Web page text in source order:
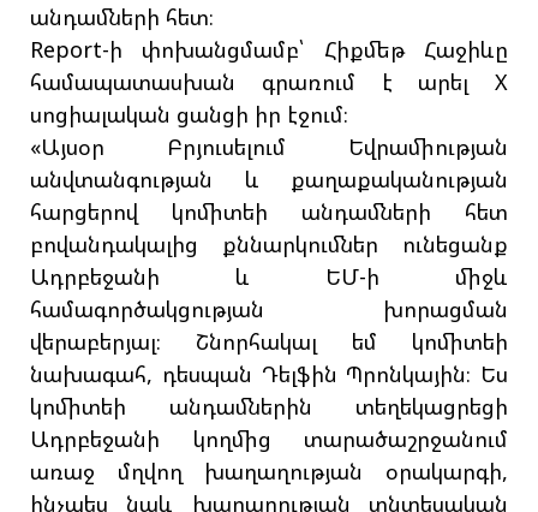
անդամների հետ։
Report-ի փոխանցմամբ՝ Հիքմեթ Հաջիևը
համապատասխան գրառում է արել X
սոցիալական ցանցի իր էջում։
«Այսօր Բրյուսելում Եվրամիության
անվտանգության և քաղաքականության
հարցերով կոմիտեի անդամների հետ
բովանդակալից քննարկումներ ունեցանք
Ադրբեջանի և ԵՄ-ի միջև
համագործակցության խորացման
վերաբերյալ։ Շնորհակալ եմ կոմիտեի
նախագահ, դեսպան Դելֆին Պրոնկային։ Ես
կոմիտեի անդամներին տեղեկացրեցի
Ադրբեջանի կողմից տարածաշրջանում
առաջ մղվող խաղաղության օրակարգի,
ինչպես նաև խաղաղության տնտեսական